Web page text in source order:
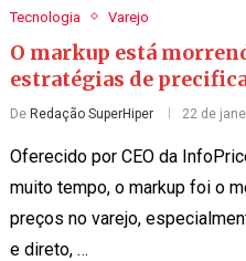
Tecnologia Varejo
O markup está
estratégias de
De Redação SuperHiper 22 de
Oferecido por CEO da
muito tempo, o markup foi o
preços no varejo,
e direto, …